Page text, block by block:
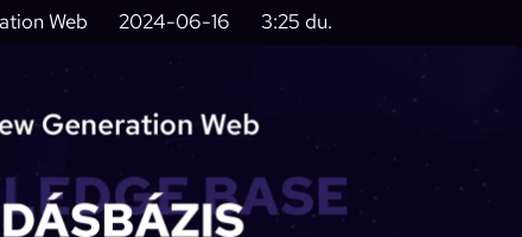
Web 2024-06-16 3:25 du.